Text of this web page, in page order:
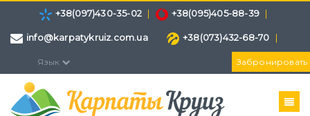
+38(097)430-35-02 | +38(095)405-88-39 |
+38(073)432-68-70 |
info@karpatykruiz.com.ua
Язык Забронировать